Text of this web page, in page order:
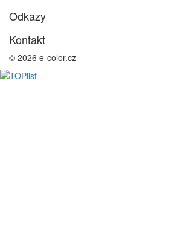
Odkazy
Kontakt
© 2026 e-color.cz